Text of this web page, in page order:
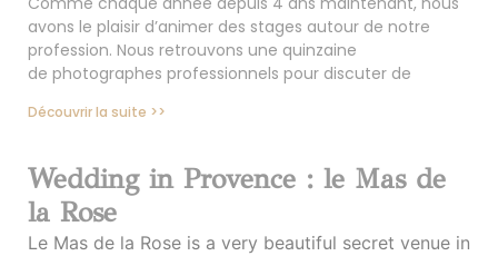
avons le plaisir d’animer des stages autour de notre
profession. Nous retrouvons une quinzaine
de photographes professionnels pour discuter de
Découvrir la suite >>
Wedding in Provence : le Mas de
la Rose
Le Mas de la Rose is a very beautiful secret venue in